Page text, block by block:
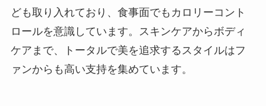
ども取り入れており、食事面でもカロリーコント
ロールを意識しています。スキンケアからボディ
ケアまで、トータルで美を追求するスタイルはフ
ァンからも高い支持を集めています。